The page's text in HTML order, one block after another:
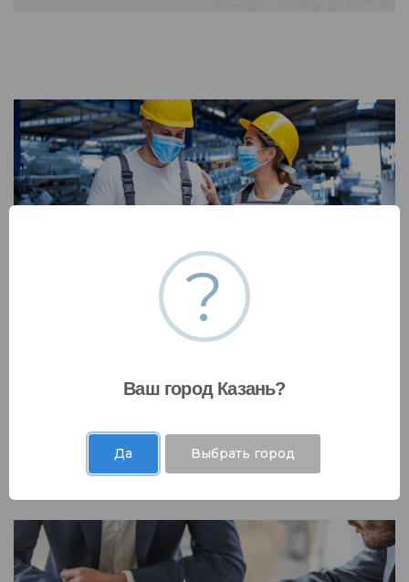
Производственная безопасность
Обеспечим производственную безопасность в
нештатные ситуации, снизить травматизм на
?
Ваш город Казань?
Да Выбрать город